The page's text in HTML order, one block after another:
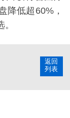
降低超60%，
返回
列表